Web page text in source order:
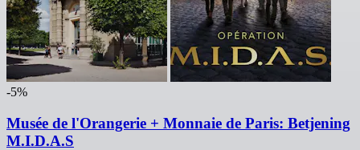
-5%
Musée de l'Orangerie + Monnaie de Paris: Betjening
M.I.D.A.S